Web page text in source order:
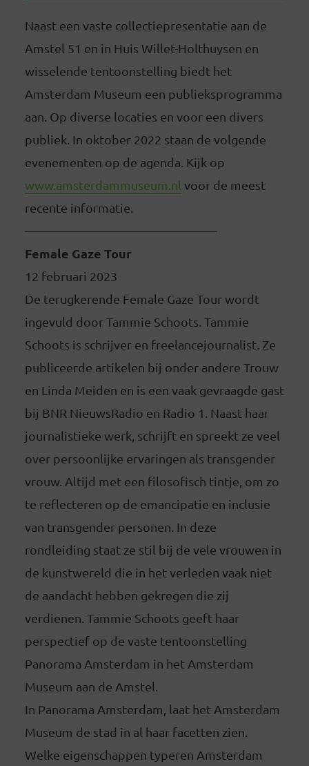
Naast een vaste collectiepresentatie aan de
Amstel 51 en in Huis Willet-Holthuysen en
wisselende tentoonstelling biedt het
Amsterdam Museum een publieksprogramma
aan. Op diverse locaties en voor een divers
publiek. In oktober 2022 staan de volgende
evenementen op de agenda. Kijk op
www.amsterdammuseum.nl voor de meest
recente informatie.
———————————————–
Female Gaze Tour
12 februari 2023
De terugkerende Female Gaze Tour wordt
ingevuld door Tammie Schoots. Tammie
Schoots is schrijver en freelancejournalist. Ze
publiceerde artikelen bij onder andere Trouw
en Linda Meiden en is een vaak gevraagde gast
bij BNR NieuwsRadio en Radio 1. Naast haar
journalistieke werk, schrijft en spreekt ze veel
over persoonlijke ervaringen als transgender
vrouw. Altijd met een filosofisch tintje, om zo
te reflecteren op de emancipatie en inclusie
van transgender personen. In deze
rondleiding staat ze stil bij de vele vrouwen in
de kunstwereld die in het verleden vaak niet
de aandacht hebben gekregen die zij
verdienen. Tammie Schoots geeft haar
perspectief op de vaste tentoonstelling
Panorama Amsterdam in het Amsterdam
Museum aan de Amstel.
In Panorama Amsterdam, laat het Amsterdam
Museum de stad in al haar facetten zien.
Welke eigenschappen typeren Amsterdam